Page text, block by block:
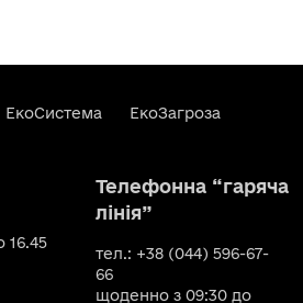
ЕкоСистема ЕкоЗагроза
16.45
Телефонна “гаряча
лінія”
тел.: +38 (044) 596-67-
66
щоденно з 09:30 до